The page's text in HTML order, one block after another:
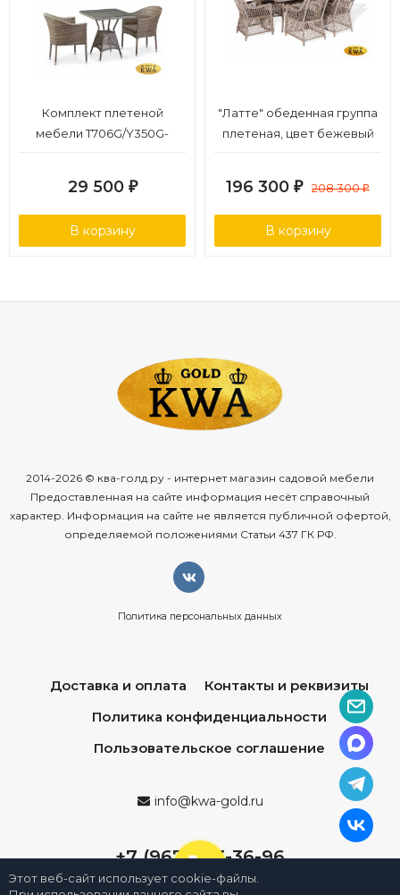
Комплект плетеной
мебели T706G/Y350G-
29 500 ₽
В корзину
"Латте" обеденная группа
плетеная, цвет бежевый
196 300 ₽ 208 300₽
В корзину
2014-2026 © ква-голд.ру - интернет магазин садовой мебели
Предоставленная на сайте информация несёт справочный
характер. Информация на сайте не является публичной офертой,
определяемой положениями Статьи 437 ГК РФ.
Политика персональных данных
Доставка и оплата
Контакты и реквизиты
Политика конфиденциальности
Пользовательское соглашение
info@kwa-gold.ru
+7 (967) 013-36-96
Этот веб-сайт использует cookie-файлы.